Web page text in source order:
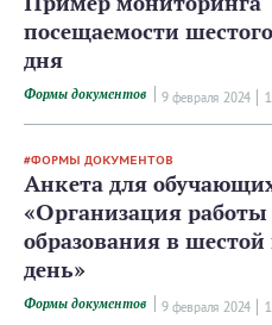
посещаемости
дня
Формы документов 9 февраля 2024
ФОРМЫ ДОКУМЕНТОВ
Анкета для
«Организация
образования в
день»
Формы документов 9 февраля 2024